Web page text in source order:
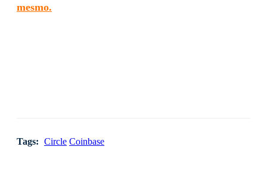
mesmo.
Tags: Circle Coinbase